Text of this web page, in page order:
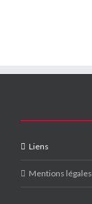
Liens
Mentions légales